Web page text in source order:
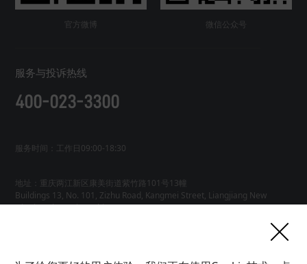
官方微博 微信公众号
服务与投诉热线
400-023-3300
服务时间：工作日09:00-18:30
地址：重庆两江新区康美街道紫竹路101号13幢
Buildings 13, No. 101, Zizhu Road, Kangmei Street, Liangjiang New